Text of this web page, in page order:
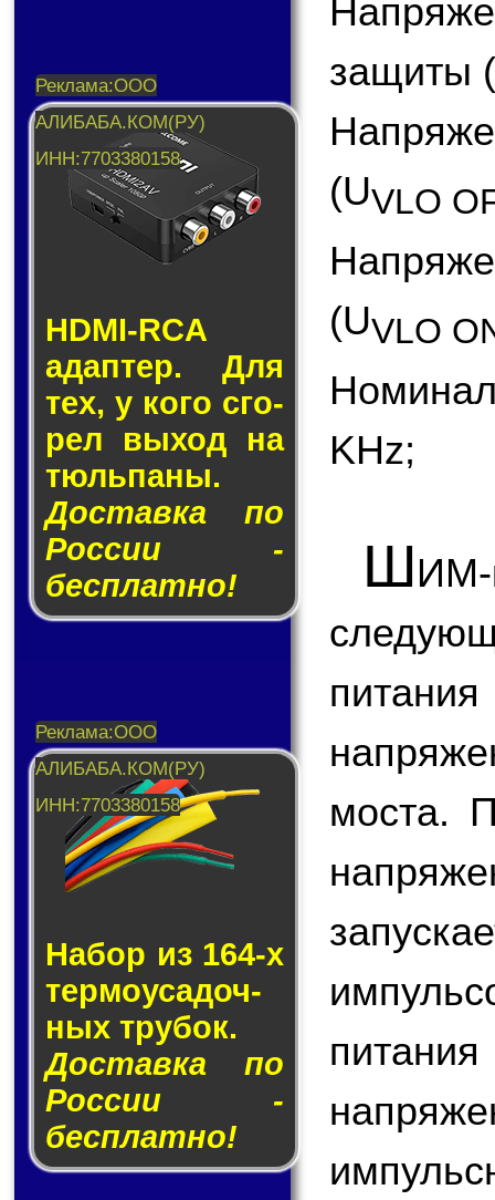
HDMI-RCA
адап­тер. Для
тех, у кого сго­
рел вы­ход на
тюль­па­ны.
Доставка по
России -
бесплатно!
Набор из 164-х
тер­мо­у­са­доч­
ных тру­бок.
Доставка по
России -
бесплатно!
защиты
(UVLO
(UVLO
KHz;
Ш
моста.